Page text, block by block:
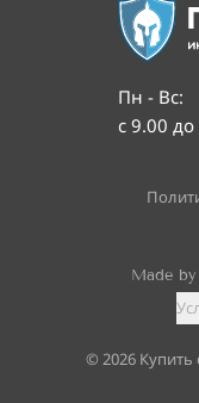
Пн - Вс:
с 9.00
© 2026Купить
Made